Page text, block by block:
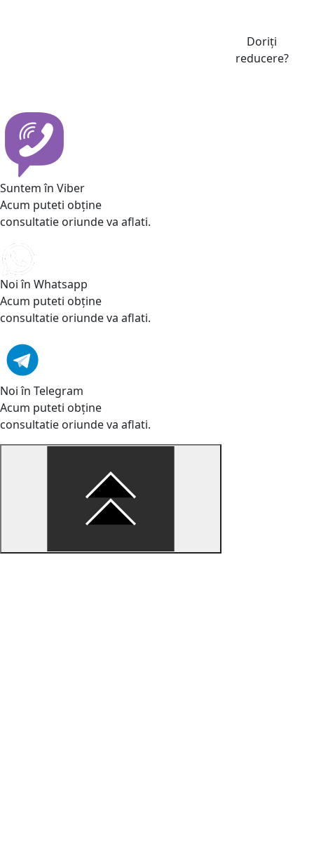
Doriți
reducere?
Suntem în Viber
Acum puteti obține
consultatie oriunde va aflati.
Noi în Whatsapp
Acum puteti obține
consultatie oriunde va aflati.
Noi în Telegram
Acum puteti obține
consultatie oriunde va aflati.